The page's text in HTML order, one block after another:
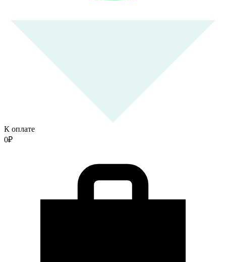
К оплате
0₽